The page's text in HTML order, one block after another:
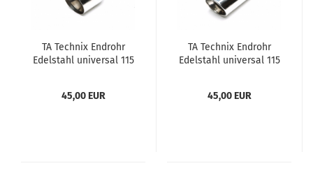
TA Tech­nix End­rohr
Edel­stahl uni­ver­sal 115
45,00 EUR
TA Tech­nix End­rohr
Edel­stahl uni­ver­sal 115
45,00 EUR